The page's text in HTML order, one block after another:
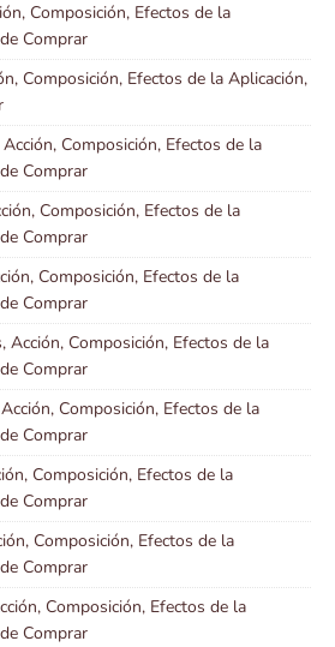
Composición, Efectos de la
Comprar
Composición, Efectos de la Aplicación,
Composición, Efectos de la
Comprar
Composición, Efectos de la
Comprar
Composición, Efectos de la
Comprar
Acción, Composición, Efectos de la
Comprar
Composición, Efectos de la
Comprar
Composición, Efectos de la
Comprar
Composición, Efectos de la
Comprar
Composición, Efectos de la
Comprar